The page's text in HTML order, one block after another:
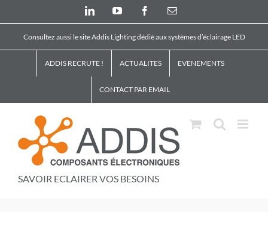
LinkedInYouTube FacebookEmail
Consultez aussi le site Addis Lighting dédié aux systèmes d’éclairage LED
ADDIS RECRUTE ! ACTUALITES EVENEMENTS
CONTACT PAR EMAIL
SAVOIR ECLAIRER VOS BESOINS